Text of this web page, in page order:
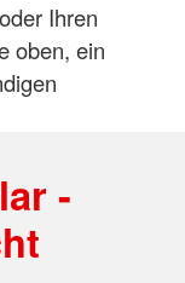
Ihren
oben, ein
-